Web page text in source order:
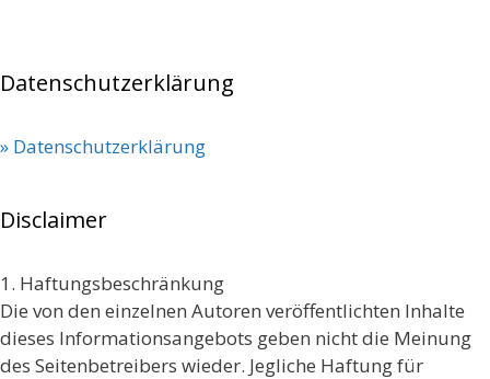
Datenschutzerklärung
» Datenschutzerklärung
Disclaimer
1. Haftungsbeschränkung
Die von den einzelnen Autoren veröffentlichten Inhalte
dieses Informationsangebots geben nicht die Meinung
des Seitenbetreibers wieder. Jegliche Haftung für